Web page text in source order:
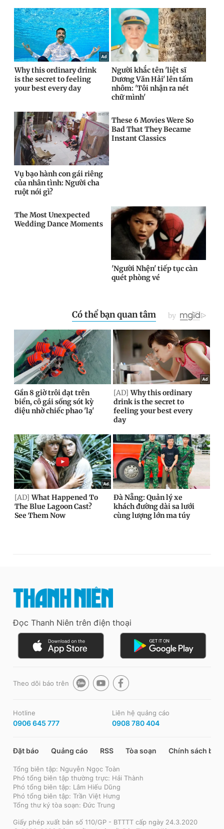
Đọc Thanh Niên trên điện thoại
Theo dõi báo trên
Hotline
0906 645 777
Liên hệ quảng cáo
0908 780 404
Đặt báo Quảng cáo RSS Tòa soạn Chính sách bảo
Tổng biên tập: Nguyễn Ngọc Toàn
Phó tổng biên tập thường trực: Hải Thành
Phó tổng biên tập: Lâm Hiếu Dũng
Phó tổng biên tập: Trần Việt Hưng
Tổng thư ký tòa soạn: Đức Trung
Giấy phép xuất bản số 110/GP - BTTTT cấp ngày 24.3.2020